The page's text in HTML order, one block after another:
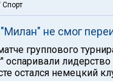
Спорт
не смог
группового
оспаривали
остался немецкий